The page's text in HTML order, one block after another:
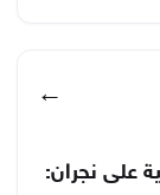
←
على نجران: